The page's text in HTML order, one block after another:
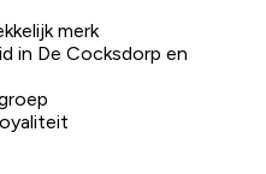
merk
in De Cocksdorp en